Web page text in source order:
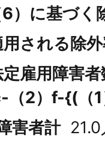
6）に基づく
用される除
定雇用障害
（2）f-{(（
害者計21.0